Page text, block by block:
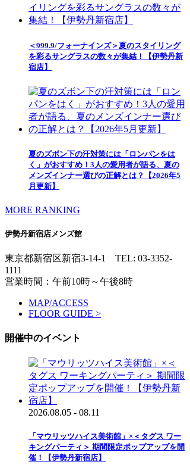
＜999.9/フォーナインズ＞夏のスタイリング
を彩るサングラスの数々が集結！【伊勢丹新
宿店】
夏のズボン下の汗対策には「ロンパンをは
く」がおすすめ！3人の愛用者が語る、夏の
メンズインナー選びの正解とは？【2026年5
月更新】
MORE RANKING
伊勢丹新宿店メンズ館
東京都新宿区新宿3-14-1 TEL: 03-3352-
1111
営業時間：午前10時～午後8時
MAP/ACCESS
FLOOR GUIDE >
開催中のイベント
2026.08.05 - 08.11
「マウリッツハイス美術館」×＜タグス ワー
キングパーティ＞ 期間限定ポップアップを開
催！【伊勢丹新宿店】